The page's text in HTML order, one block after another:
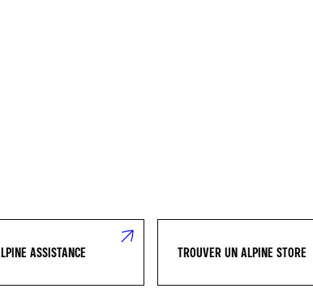
ASSISTANCE TROUVER UN ALPINE STORE